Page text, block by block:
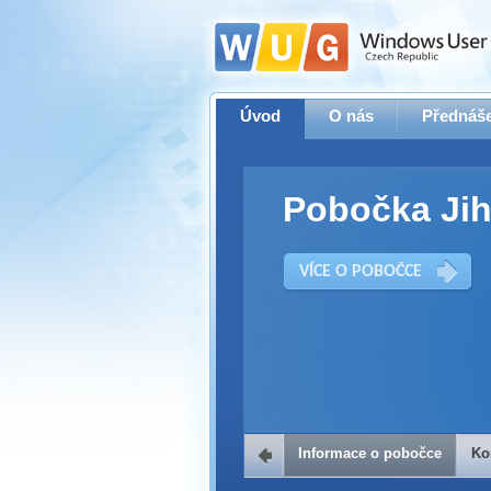
Úvod O nás
Pobočka
VÍCE O POBOČCE
Kontakt na
Informace o pobočce